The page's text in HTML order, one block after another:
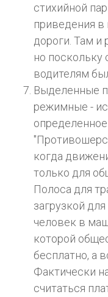
стихийной
приведения в
дороги. Там и
но поскольку
водителям
Выделенные
режимные -
когда
только для
Полоса для
загрузкой
человек в
которой
бесплатно, а
Фактически
считаться